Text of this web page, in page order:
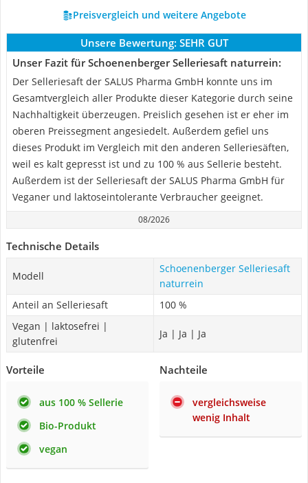
Preisvergleich und weitere Angebote
Unsere Bewertung: SEHR GUT
Unser Fazit für Schoenenberger Selleriesaft naturrein:
Der Selleriesaft der SALUS Pharma GmbH konnte uns im
Gesamtvergleich aller Produkte dieser Kategorie durch seine
Nachhaltigkeit überzeugen. Preislich gesehen ist er eher im
oberen Preissegment angesiedelt. Außerdem gefiel uns
dieses Produkt im Vergleich mit den anderen Selleriesäften,
weil es kalt gepresst ist und zu 100 % aus Sellerie besteht.
Außerdem ist der Selleriesaft der SALUS Pharma GmbH für
Veganer und laktoseintolerante Verbraucher geeignet.
08/2026
Technische Details
Modell
Schoenenberger Selleriesaft
naturrein
Anteil an Selleriesaft
100 %
Vegan | laktosefrei |
glutenfrei
Ja | Ja | Ja
Vorteile
aus 100 % Sellerie
Bio-Produkt
vegan
Nachteile
vergleichsweise
wenig Inhalt